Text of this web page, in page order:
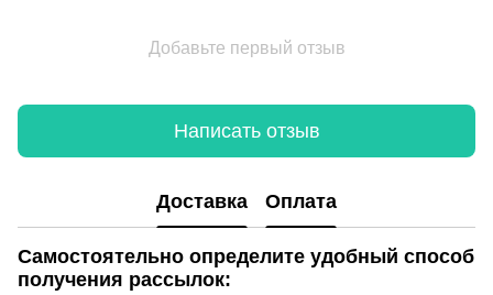
Добавьте первый отзыв
Написать отзыв
Доставка Оплата
Самостоятельно определите удобный способ
получения рассылок: